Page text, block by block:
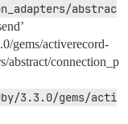
abstrac
gems/activerecord-
abstract/connection_p
3.3.0/gems/acti